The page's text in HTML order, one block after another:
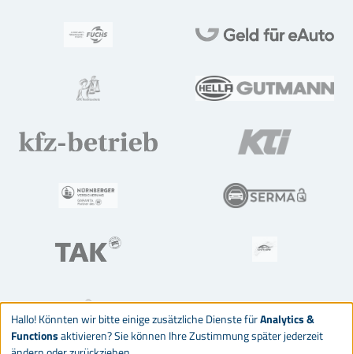
Hallo! Könnten wir bitte einige zusätzliche Dienste fürAnalytics &
Functionsaktivieren? Sie können Ihre Zustimmung später jederzeit